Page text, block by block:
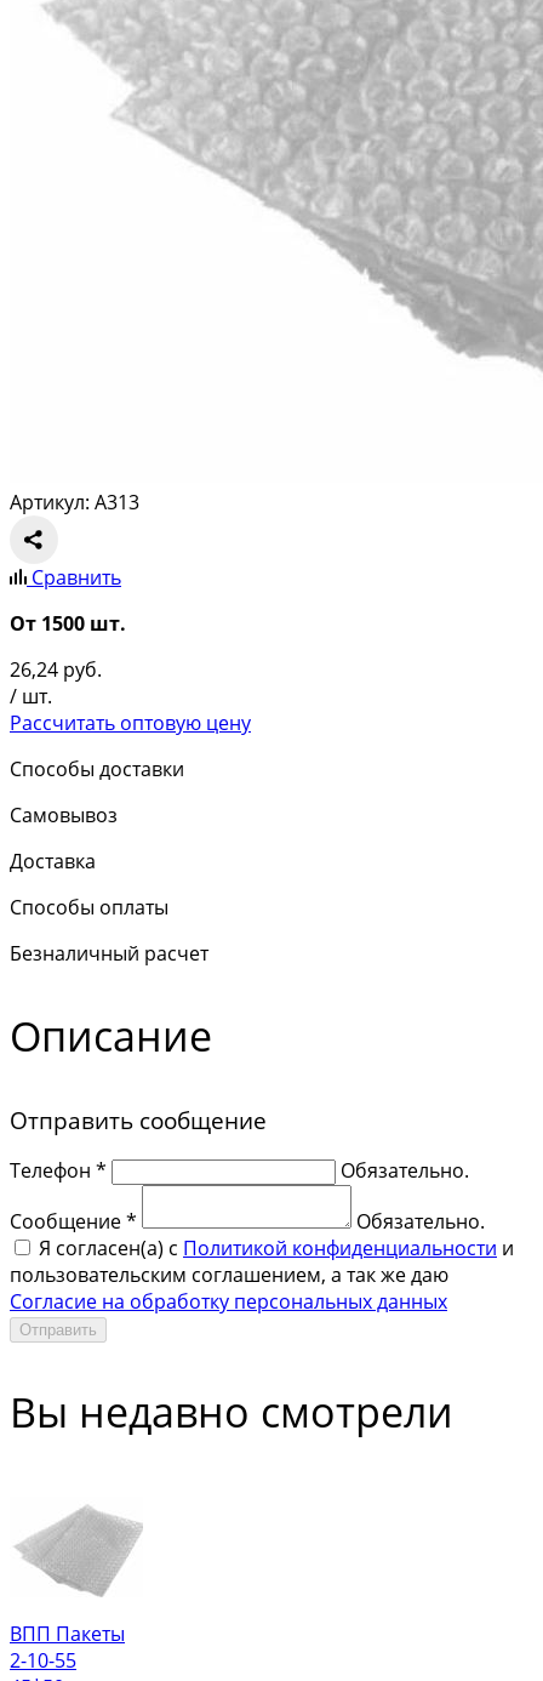
Артикул: A313
Сравнить
От 1500 шт.
26,24 руб.
/ шт.
Рассчитать оптовую цену
Способы доставки
Самовывоз
Доставка
Способы оплаты
Безналичный расчет
Описание
Отправить сообщение
Телефон *
Обязательно.
Сообщение *
Обязательно.
Я согласен(a) с Политикой конфиденциальности и
пользовательским соглашением, а так же даю
Согласие на обработку персональных данных
Отправить
Вы недавно смотрели
ВПП Пакеты
2-10-55